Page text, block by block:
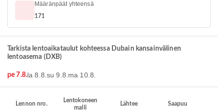
Määränpäät yhteensä
171
Tarkista lentoaikataulut kohteessa Dubain kansainvälinen
lentoasema (DXB)
pe 7.8.la 8.8. su 9.8. ma 10.8.
Lennon nro.
Lentokoneen
malli
Lähtee Saapuu